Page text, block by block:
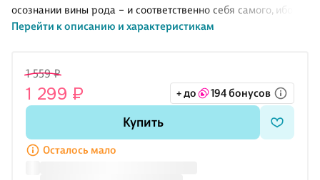
осознании вины рода – и соответственно себя самого, ибо в
мире нет прошлого и будущего, а есть один непрерываемый
пытается пройти путь многих поколений семьи, и неизвестно,
победившей или проигравшей выйдет она из этого
путешествия.
Перейти к описанию и характеристикам
1 559 ₽
1 299 ₽ + до 194 бонусов
Купить
Осталось мало